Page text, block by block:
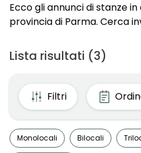
Ecco gli annunci distanzein
provincia di Parma. Cerca
Lista risultati (3)
Filtri
Monolocali Bilocali